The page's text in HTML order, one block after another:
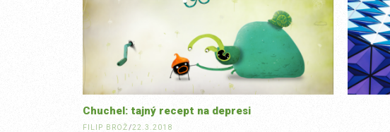
Chuchel: tajný recept na depresi
FILIP BROŽ/22.3.2018